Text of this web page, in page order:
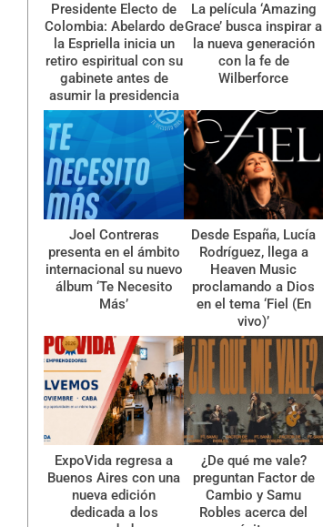
Presidente Electo de
Colombia: Abelardo de
la Espriella inicia un
retiro espiritual con su
gabinete antes de
asumir la presidencia
La película ‘Amazing
Grace’ busca inspirar a
la nueva generación
con la fe de
Wilberforce
Joel Contreras
presenta en el ámbito
internacional su nuevo
álbum ‘Te Necesito
Más’
Desde España, Lucía
Rodríguez, llega a
Heaven Music
proclamando a Dios
en el tema ‘Fiel (En
vivo)’
ExpoVida regresa a
Buenos Aires con una
nueva edición
dedicada a los
¿De qué me vale?
preguntan Factor de
Cambio y Samu
Robles acerca del